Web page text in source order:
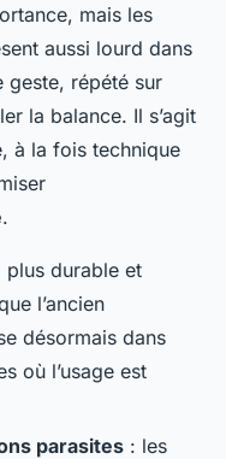
mais les
aussi lourd dans
geste, répété sur
la balance. Il s’agit
à la fois technique
.
plus durable et
l’ancien
désormais dans
où l’usage est
parasites : les